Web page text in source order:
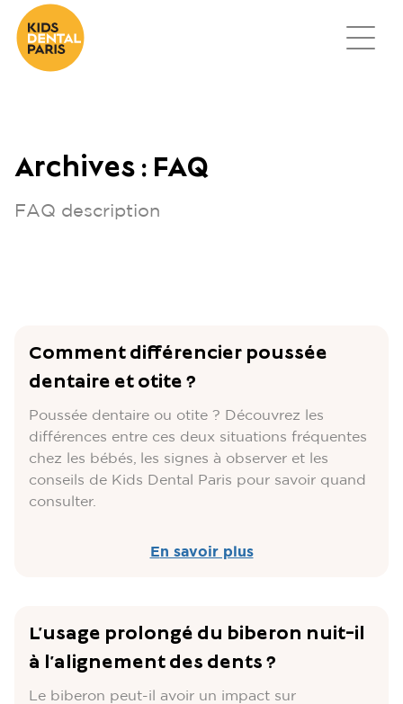
Archives : FAQ
FAQ description
Comment différencier poussée
dentaire et otite ?
Poussée dentaire ou otite ? Découvrez les
différences entre ces deux situations fréquentes
chez les bébés, les signes à observer et les
conseils de Kids Dental Paris pour savoir quand
consulter.
En savoir plus
L’usage prolongé du biberon nuit-il
à l’alignement des dents ?
Le biberon peut-il avoir un impact sur